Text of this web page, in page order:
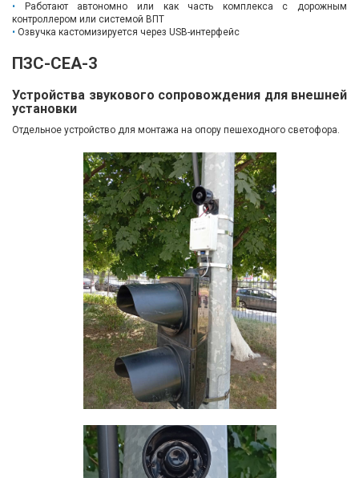
Вход/
авторизация
Производители
Контакты
Доставка
поддержка
Блог
Работают автономно или как часть комплекса с дорожным
контроллером или системой ВПТ
Озвучка кастомизируется через USB-интерфейс
ПЗС-СЕА-3
Устройства звукового сопровождения для внешней
установки
Отдельное устройство для монтажа на опору пешеходного светофора.